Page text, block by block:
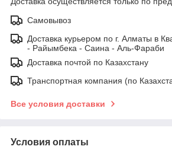
Самовывоз
Доставка курьером по г. Алматы в
- Райымбека - Саина - Аль-Фараби
Доставка почтой по Казахстану
Транспортная компания (по
Все условия доставки
Условия оплаты